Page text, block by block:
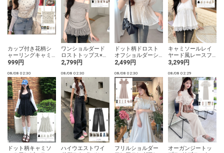
カップ付き花柄シ
ャーリングキャミ
ソール
999円
ワンショルダード
ロストトップス×レ
ースキャミソール
2,799円
ドット柄ドロスト
オフショルダーシ
アーブラウス
2,499円
キャミソールレイ
ヤード風レースフ
レアトップス
3,299円
08/08 02:30
ドット柄キャミソ
08/08 02:30
ハイウエストワイ
08/08 02:30
フリルショルダー
08/08 02:29
オーガンジートッ